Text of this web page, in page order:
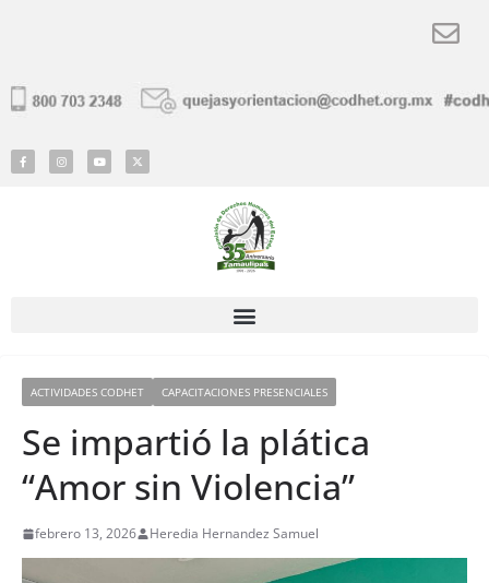
ACTIVIDADES CODHET CAPACITACIONES PRESENCIALES
Se impartió la plática
“Amor sin Violencia”
febrero 13, 2026 Heredia Hernandez Samuel